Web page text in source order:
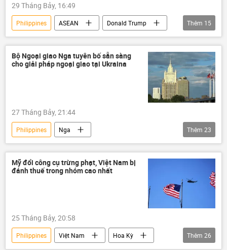
29 Tháng Bảy, 16:49
Philippines ASEAN
Donald Trump
Kinh tế
Quan điểm-Ý kiến
Tác giả
Đông Nam Á
Chính trị
Việt Nam
Thái Lan
Indonesia
Washington
Thêm 15
Bộ Ngoại giao Nga tuyên bố sẵn sàng
cho giải pháp ngoại giao tại Ukraina
27 Tháng Bảy, 21:44
Philippines
Nga
Chiến dịch quân sự đặc biệt tại Ukraina
Bộ Ngoại giao Nga
Thế giới
Dmitry Peskov
Moskva
Sergey Lavrov
Hội nghị thượng đỉnh ASEAN
ASEAN
Thêm 23
Mỹ đổi công cụ trừng phạt, Việt Nam bị
đánh thuế trong nhóm cao nhất
25 Tháng Bảy, 20:58
Philippines Việt Nam
Hoa Kỳ
Thêm 26